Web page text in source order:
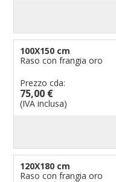
100X150 cm
Raso con frangia oro
Prezzo cda:
75,00 €
(IVA inclusa)
120X180 cm
Raso con frangia oro